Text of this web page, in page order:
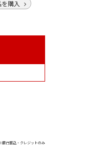
購入
銀行振込・クレジットのみ